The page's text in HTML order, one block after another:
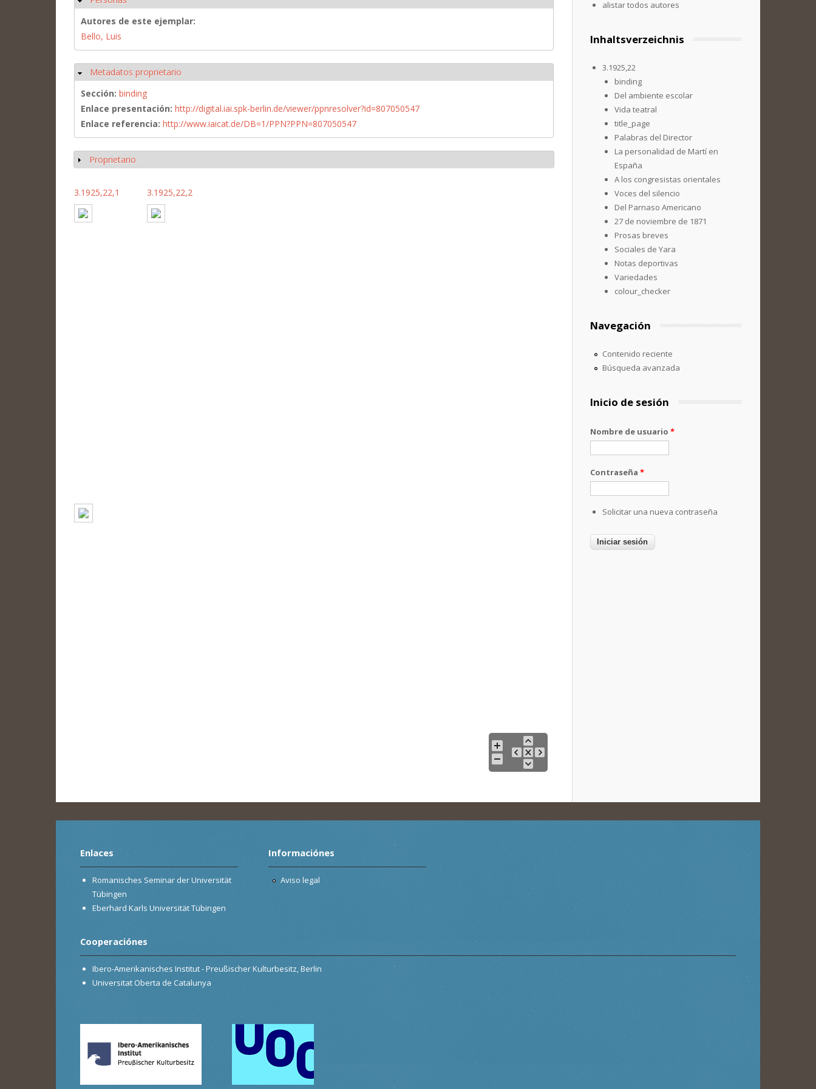
Autores de este ejemplar:
Bello, Luis
Ocultar
Metadatos proprietario
Sección: binding
Enlace presentación: http://digital.iai.spk-berlin.de/viewer/ppnresolver?id=807050547
Enlace referencia: http://www.iaicat.de/DB=1/PPN?PPN=807050547
Mostrar
Proprietario
3.1925,22,1 3.1925,22,2
alistar todos autores
Inhaltsverzeichnis
3.1925,22
binding
Del ambiente escolar
Vida teatral
title_page
Palabras del Director
La personalidad de Martí en
España
A los congresistas orientales
Voces del silencio
Del Parnaso Americano
27 de noviembre de 1871
Prosas breves
Sociales de Yara
Notas deportivas
Variedades
colour_checker
Navegación
Contenido reciente
Búsqueda avanzada
Inicio de sesión
Nombre de usuario *
Contraseña *
Solicitar una nueva contraseña
Enlaces
Romanisches Seminar der Universität
Tübingen
Eberhard Karls Universität Tübingen
Informaciónes
Aviso legal
Cooperaciónes
Ibero-Amerikanisches Institut - Preußischer Kulturbesitz, Berlin
Universitat Oberta de Catalunya